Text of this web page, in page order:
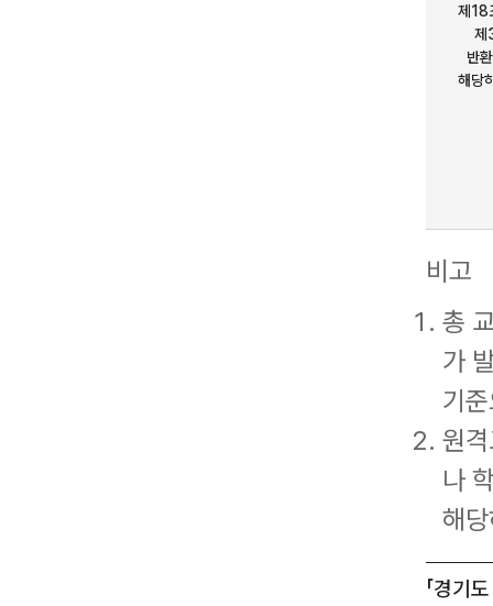
제18
제
반
해당
비고
총
가
기
원
나
해
「경기